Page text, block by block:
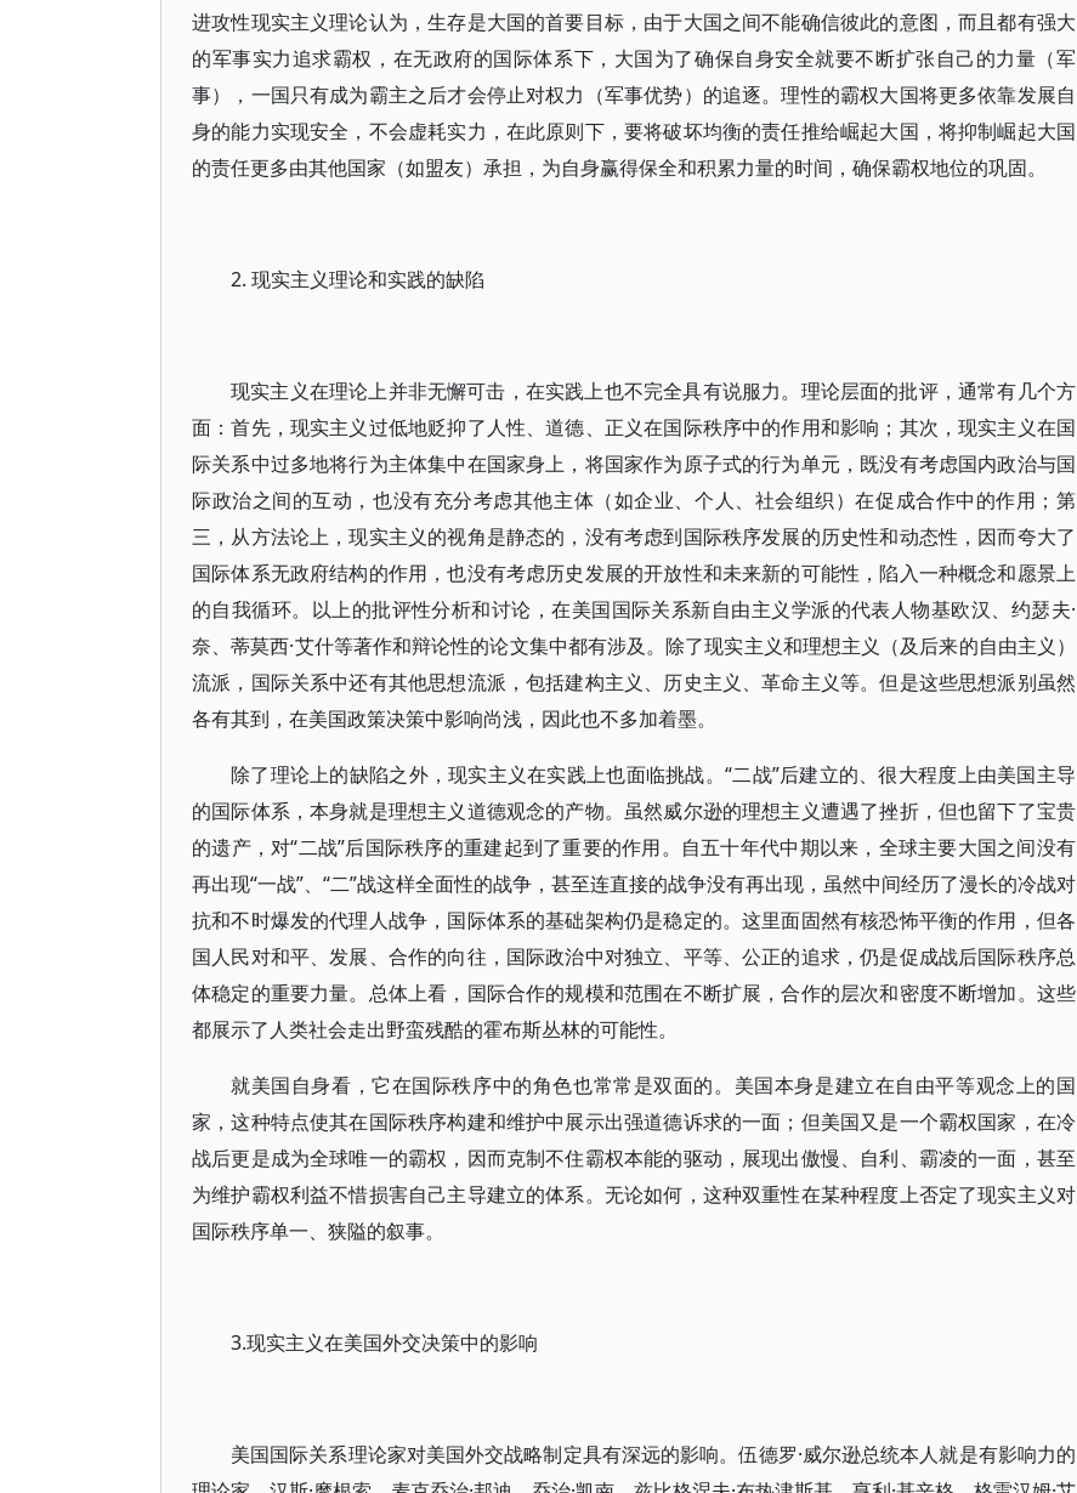
进攻性现实主义理论认为，生存是大国的首要目标，由于大国之间不能确信彼此的意图，而且都有强大
的军事实力追求霸权，在无政府的国际体系下，大国为了确保自身安全就要不断扩张自己的力量（军
事），一国只有成为霸主之后才会停止对权力（军事优势）的追逐。理性的霸权大国将更多依靠发展自
身的能力实现安全，不会虚耗实力，在此原则下，要将破坏均衡的责任推给崛起大国，将抑制崛起大国
的责任更多由其他国家（如盟友）承担，为自身赢得保全和积累力量的时间，确保霸权地位的巩固。
2. 现实主义理论和实践的缺陷
现实主义在理论上并非无懈可击，在实践上也不完全具有说服力。理论层面的批评，通常有几个方
面：首先，现实主义过低地贬抑了人性、道德、正义在国际秩序中的作用和影响；其次，现实主义在国
际关系中过多地将行为主体集中在国家身上，将国家作为原子式的行为单元，既没有考虑国内政治与国
际政治之间的互动，也没有充分考虑其他主体（如企业、个人、社会组织）在促成合作中的作用；第
三，从方法论上，现实主义的视角是静态的，没有考虑到国际秩序发展的历史性和动态性，因而夸大了
国际体系无政府结构的作用，也没有考虑历史发展的开放性和未来新的可能性，陷入一种概念和愿景上
的自我循环。以上的批评性分析和讨论，在美国国际关系新自由主义学派的代表人物基欧汉、约瑟夫·
奈、蒂莫西·艾什等著作和辩论性的论文集中都有涉及。除了现实主义和理想主义（及后来的自由主义）
流派，国际关系中还有其他思想流派，包括建构主义、历史主义、革命主义等。但是这些思想派别虽然
各有其到，在美国政策决策中影响尚浅，因此也不多加着墨。
除了理论上的缺陷之外，现实主义在实践上也面临挑战。“二战”后建立的、很大程度上由美国主导
的国际体系，本身就是理想主义道德观念的产物。虽然威尔逊的理想主义遭遇了挫折，但也留下了宝贵
的遗产，对“二战”后国际秩序的重建起到了重要的作用。自五十年代中期以来，全球主要大国之间没有
再出现“一战”、“二”战这样全面性的战争，甚至连直接的战争没有再出现，虽然中间经历了漫长的冷战对
抗和不时爆发的代理人战争，国际体系的基础架构仍是稳定的。这里面固然有核恐怖平衡的作用，但各
国人民对和平、发展、合作的向往，国际政治中对独立、平等、公正的追求，仍是促成战后国际秩序总
体稳定的重要力量。总体上看，国际合作的规模和范围在不断扩展，合作的层次和密度不断增加。这些
都展示了人类社会走出野蛮残酷的霍布斯丛林的可能性。
就美国自身看，它在国际秩序中的角色也常常是双面的。美国本身是建立在自由平等观念上的国
家，这种特点使其在国际秩序构建和维护中展示出强道德诉求的一面；但美国又是一个霸权国家，在冷
战后更是成为全球唯一的霸权，因而克制不住霸权本能的驱动，展现出傲慢、自利、霸凌的一面，甚至
为维护霸权利益不惜损害自己主导建立的体系。无论如何，这种双重性在某种程度上否定了现实主义对
国际秩序单一、狭隘的叙事。
3.现实主义在美国外交决策中的影响
美国国际关系理论家对美国外交战略制定具有深远的影响。伍德罗·威尔逊总统本人就是有影响力的